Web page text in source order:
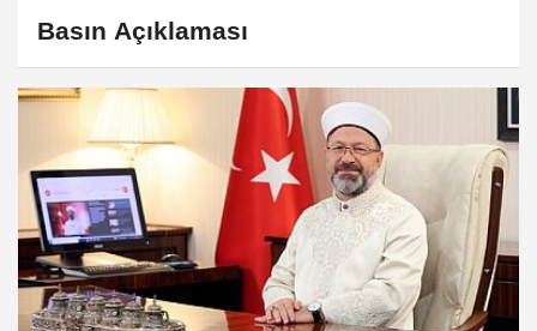
Basın Açıklaması